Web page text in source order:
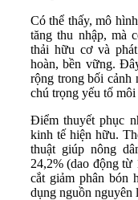
Có thể thấy, mô
tăng thu nhập, mà
thải hữu cơ và
hoàn, bền vững.
rộng trong bối cảnh
chú trọng yếu tố
Điểm thuyết phục
kinh tế hiện hữu.
thuật giúp nông
24,2% (dao động
cắt giảm phân bón
dụng nguồn nguyên